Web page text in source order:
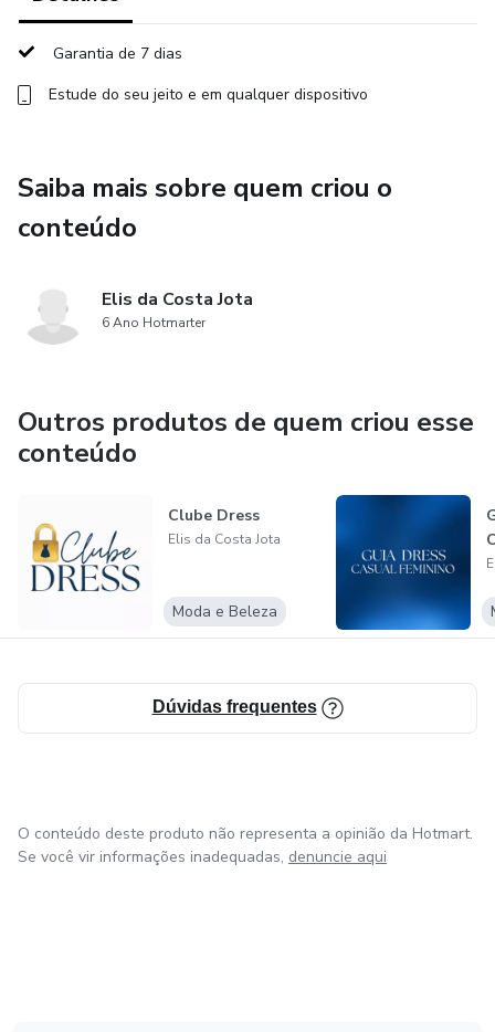
Garantia de 7 dias
Estude do seu jeito e em qualquer dispositivo
Saiba mais sobre quem criou o
conteúdo
Elis da Costa Jota
6 Ano Hotmarter
Outros produtos de quem criou esse
conteúdo
Clube Dress
Elis da Costa Jota
Moda e Beleza
Dúvidas frequentes
O conteúdo deste produto não representa a opinião da Hotmart.
Se você vir informações inadequadas, denuncie aqui